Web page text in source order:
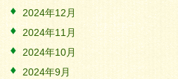
2024年12月
2024年11月
2024年10月
2024年9月